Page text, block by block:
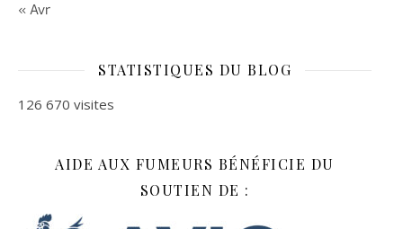
« Avr
STATISTIQUES DU BLOG
126 670 visites
AIDE AUX FUMEURS BÉNÉFICIE DU
SOUTIEN DE :